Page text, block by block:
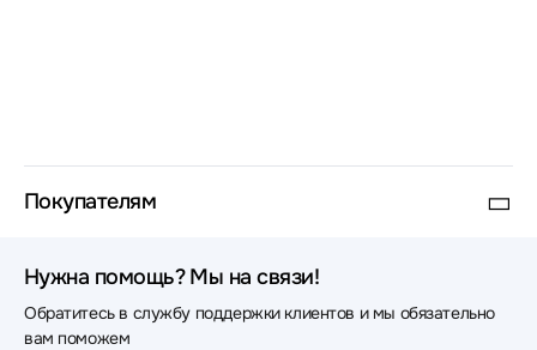
Покупателям
Нужна помощь? Мы на связи!
Обратитесь в службу поддержки клиентов и мы обязательно
вам поможем